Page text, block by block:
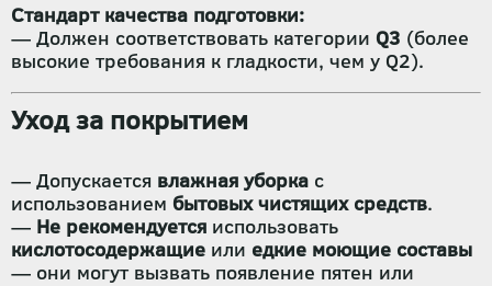
Стандарт качества подготовки:
— Должен соответствовать категории Q3 (более
высокие требования к гладкости, чем у Q2).
Уход за покрытием
— Допускается влажная уборка с
использованием бытовых чистящих средств.
— Не рекомендуется использовать
кислотосодержащие или едкие моющие составы
— они могут вызвать появление пятен или